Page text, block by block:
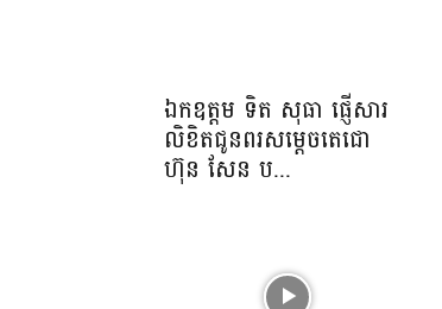
ឯកឧត្តម ទិត សុធា ផ្ញើសារ
លិខិតជូនពរសម្តេចតេជោ
ហ៊ុន សែន ប...